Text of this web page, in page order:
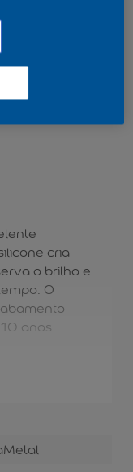
cria
o brilho e
O
anos.
Metal